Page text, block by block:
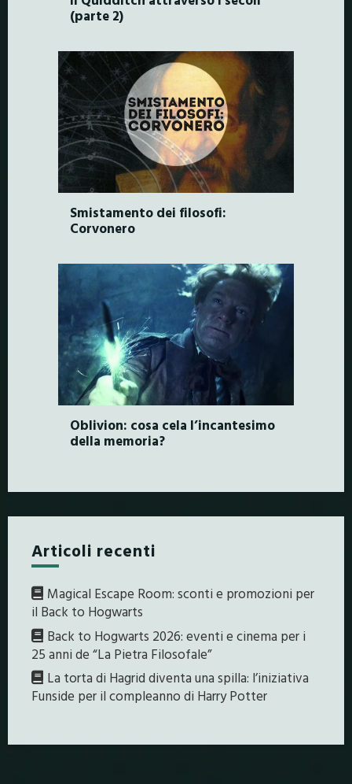
(parte 2)
Smistamento dei filosofi:
Corvonero
Oblivion: cosa cela l’incantesimo
della memoria?
Articoli recenti
Magical Escape Room: sconti e promozioni per
il Back to Hogwarts
Back to Hogwarts 2026: eventi e cinema per i
25 anni de “La Pietra Filosofale”
La torta di Hagrid diventa una spilla: l’iniziativa
Funside per il compleanno di Harry Potter